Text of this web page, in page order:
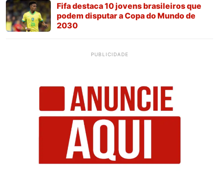
Fifa destaca 10 jovens brasileiros que
podem disputar a Copa do Mundo de
2030
PUBLICIDADE